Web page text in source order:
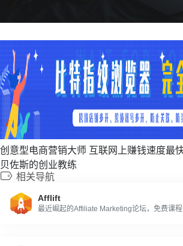
创意型电商营销大师 互联网上赚钱速度最
贝佐斯的创业教练
相关导航
Afflift
最近崛起的Affiliate Marketing论坛，免费课